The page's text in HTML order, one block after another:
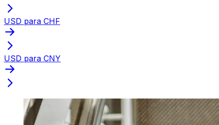
USD para CHF
USD para CNY